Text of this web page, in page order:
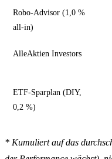
Robo-Advisor (1,0 %
all-in)
AlleAktien Investors
ETF-Sparplan (DIY,
0,2 %)
* Kumuliert auf das